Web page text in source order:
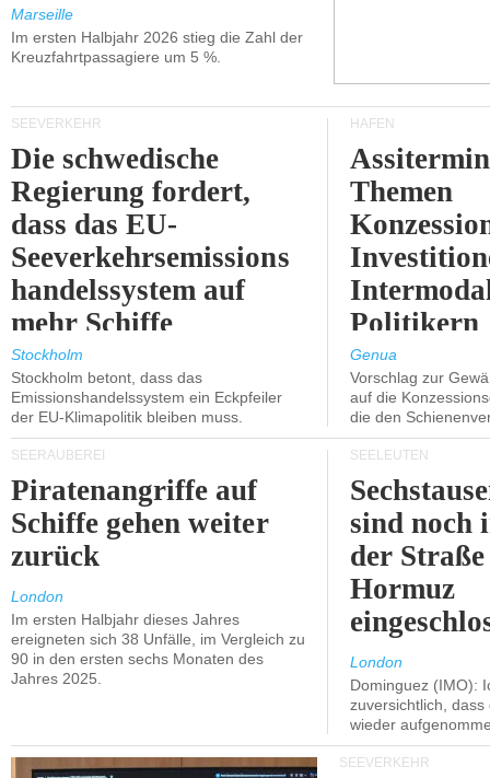
Marseille
Im ersten Halbjahr 2026 stieg die Zahl der
Kreuzfahrtpassagiere um 5 %.
SEEVERKEHR
Die schwedische
Regierung fordert,
dass das EU-
Seeverkehrsemissions
handelssystem auf
mehr Schiffe
ausgeweitet wird.
Stockholm
Stockholm betont, dass das
Emissionshandelssystem ein Eckpfeiler
der EU-Klimapolitik bleiben muss.
HÄFEN
Themen
Politikern
Genua
Vorschlag zur
auf die
die den
SEERÄUBEREI
Piratenangriffe auf
Schiffe gehen weiter
zurück
London
Im ersten Halbjahr dieses Jahres
ereigneten sich 38 Unfälle, im Vergleich zu
90 in den ersten sechs Monaten des
Jahres 2025.
SEELEUTEN
sind noch
der
Hormuz
London
Dominguez (IMO):
zuversichtlich,
wieder
SEEVERKEHR